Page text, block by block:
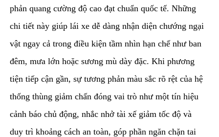
phản quang cường độ cao đạt chuẩn quốc tế. Những
chi tiết này giúp lái xe dễ dàng nhận diện chướng ngại
vật ngay cả trong điều kiện tầm nhìn hạn chế như ban
đêm, mưa lớn hoặc sương mù dày đặc. Khi phương
tiện tiếp cận gần, sự tương phản màu sắc rõ rệt của hệ
thống thùng giảm chấn đóng vai trò như một tín hiệu
cảnh báo chủ động, nhắc nhở tài xế giảm tốc độ và
duy trì khoảng cách an toàn, góp phần ngăn chặn tai